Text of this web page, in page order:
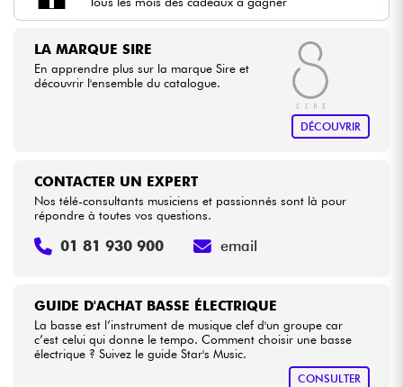
LA MARQUE SIRE
En apprendre plus sur la marque Sire et
découvrir l'ensemble du catalogue.
DÉCOUVRIR
GUIDE D'ACHAT BASSE ÉLECTRIQUE
La basse est l’instrument de musique clef d'un groupe car
c’est celui qui donne le tempo. Comment choisir une basse
électrique ? Suivez le guide Star's Music.
CONSULTER
CONTACTER UN EXPERT
Nos télé-consultants musiciens et passionnés sont là pour
répondre à toutes vos questions.
01 81 930 900 email